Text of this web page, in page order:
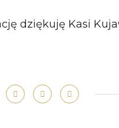
dziękuję Kasi